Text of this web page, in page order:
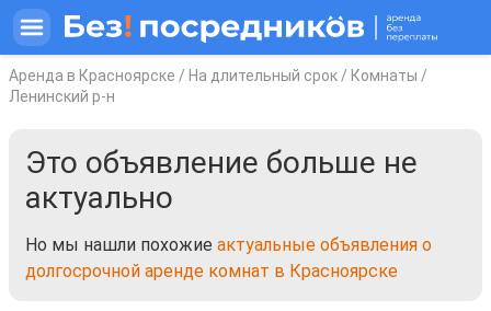
Аренда в Красноярске / На длительный срок / Комнаты /
Ленинский р-н
Это объявление больше не
актуально
Но мы нашли похожие актуальные объявления о
долгосрочной аренде комнат в Красноярске